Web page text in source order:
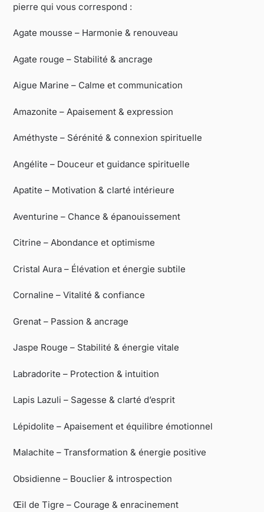
pierre qui vous correspond :
Agate mousse – Harmonie & renouveau
Agate rouge – Stabilité & ancrage
Aigue Marine – Calme et communication
Amazonite – Apaisement & expression
Améthyste – Sérénité & connexion spirituelle
Angélite – Douceur et guidance spirituelle
Apatite – Motivation & clarté intérieure
Aventurine – Chance & épanouissement
Citrine – Abondance et optimisme
Cristal Aura – Élévation et énergie subtile
Cornaline – Vitalité & confiance
Grenat – Passion & ancrage
Jaspe Rouge – Stabilité & énergie vitale
Labradorite – Protection & intuition
Lapis Lazuli – Sagesse & clarté d’esprit
Lépidolite – Apaisement et équilibre émotionnel
Malachite – Transformation & énergie positive
Obsidienne – Bouclier & introspection
Œil de Tigre – Courage & enracinement